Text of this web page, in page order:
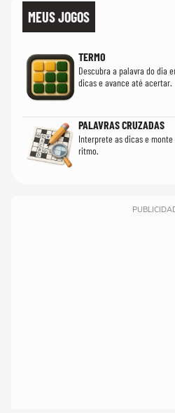
MEUS JOGOS
TERMO
Descubra a palavra do dia
dicas e avance até acertar.
PALAVRAS CRUZADAS
Interprete as dicas e
ritmo.